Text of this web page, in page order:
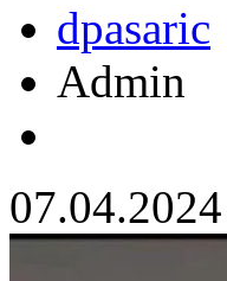
dpasaric
Admin
07.04.2024